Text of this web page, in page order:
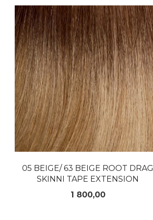
LES MER
05 BEIGE/ 63 BEIGE ROOT DRAG
SKINNI TAPE EXTENSION
Pris
1 800,00